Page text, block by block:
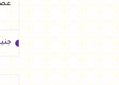
عصير رمان